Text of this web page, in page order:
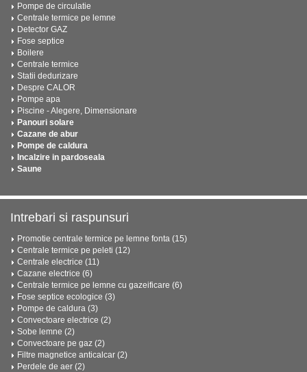
Pompe de circulatie
Centrale termice pe lemne
Detector GAZ
Fose septice
Boilere
Centrale termice
Statii dedurizare
Despre CALOR
Pompe apa
Piscine - Alegere, Dimensionare
Panouri solare
Cazane de abur
Pompe de caldura
Incalzire in pardoseala
Saune
Intrebari si raspunsuri
Promotie centrale termice pe lemne fonta (15)
Centrale termice pe peleti (12)
Centrale electrice (11)
Cazane electrice (6)
Centrale termice pe lemne cu gazeificare (6)
Fose septice ecologice (3)
Pompe de caldura (3)
Convectoare electrice (2)
Sobe lemne (2)
Convectoare pe gaz (2)
Filtre magnetice anticalcar (2)
Perdele de aer (2)